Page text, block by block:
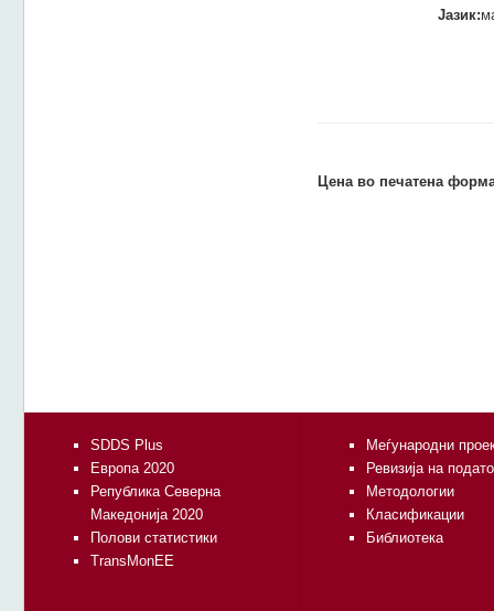
Јазик:
Цена во печатена
SDDS Plus
Европа 2020
Република Северна
Македонија 2020
Полови статистики
TransMonEE
Меѓународни
Ревизија на
Методологии
Класификации
Библиотека